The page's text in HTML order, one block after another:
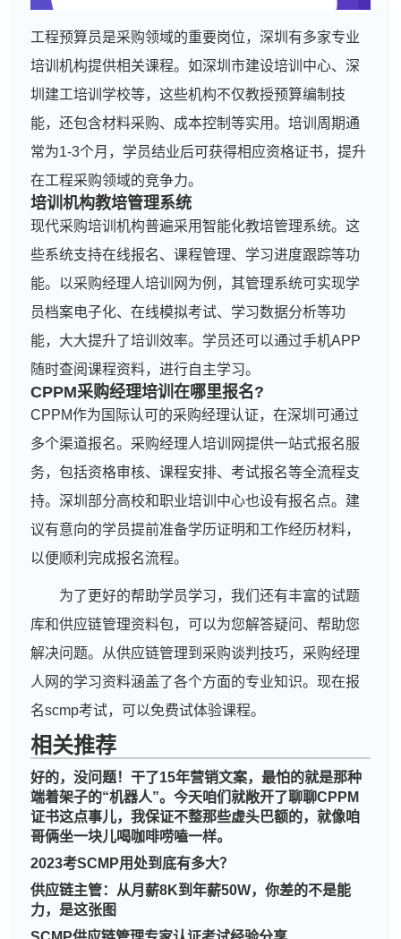
工程预算员是采购领域的重要岗位，深圳有多家专业
培训机构提供相关课程。如深圳市建设培训中心、深
圳建工培训学校等，这些机构不仅教授预算编制技
能，还包含材料采购、成本控制等实用。培训周期通
常为1-3个月，学员结业后可获得相应资格证书，提升
在工程采购领域的竞争力。
培训机构教培管理系统
现代采购培训机构普遍采用智能化教培管理系统。这
些系统支持在线报名、课程管理、学习进度跟踪等功
能。以采购经理人培训网为例，其管理系统可实现学
员档案电子化、在线模拟考试、学习数据分析等功
能，大大提升了培训效率。学员还可以通过手机APP
随时查阅课程资料，进行自主学习。
CPPM采购经理培训在哪里报名?
CPPM作为国际认可的采购经理认证，在深圳可通过
多个渠道报名。采购经理人培训网提供一站式报名服
务，包括资格审核、课程安排、考试报名等全流程支
持。深圳部分高校和职业培训中心也设有报名点。建
议有意向的学员提前准备学历证明和工作经历材料，
以便顺利完成报名流程。
为了更好的帮助学员学习，我们还有丰富的试题
库和供应链管理资料包，可以为您解答疑问、帮助您
解决问题。从供应链管理到采购谈判技巧，采购经理
人网的学习资料涵盖了各个方面的专业知识。现在报
名scmp考试，可以免费试体验课程。
相关推荐
好的，没问题！干了15年营销文案，最怕的就是那种
端着架子的“机器人”。今天咱们就敞开了聊聊CPPM
证书这点事儿，我保证不整那些虚头巴额的，就像咱
哥俩坐一块儿喝咖啡唠嗑一样。
2023考SCMP用处到底有多大？
供应链主管：从月薪8K到年薪50W，你差的不是能
力，是这张图